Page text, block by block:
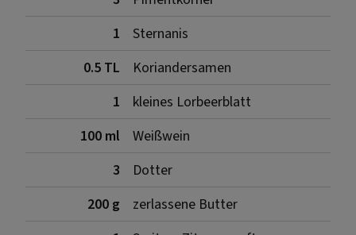
1
Sternanis
0.5 TL
Koriandersamen
1
kleines Lorbeerblatt
100 ml
Weißwein
3
Dotter
200 g
zerlassene Butter